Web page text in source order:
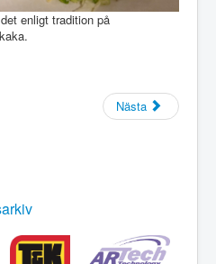
enligt tradition på
Nästa